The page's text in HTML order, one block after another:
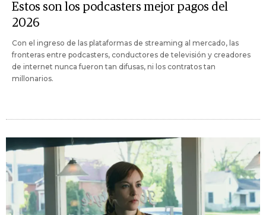
Estos son los podcasters mejor pagos del
2026
Con el ingreso de las plataformas de streaming al mercado, las
fronteras entre podcasters, conductores de televisión y creadores
de internet nunca fueron tan difusas, ni los contratos tan
millonarios.